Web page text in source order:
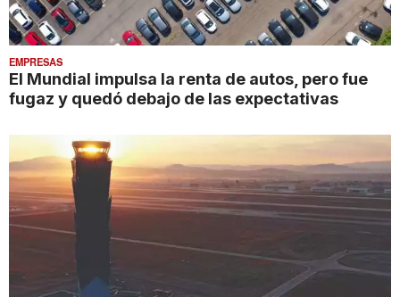
EMPRESAS
El Mundial impulsa la renta de autos, pero fue
fugaz y quedó debajo de las expectativas